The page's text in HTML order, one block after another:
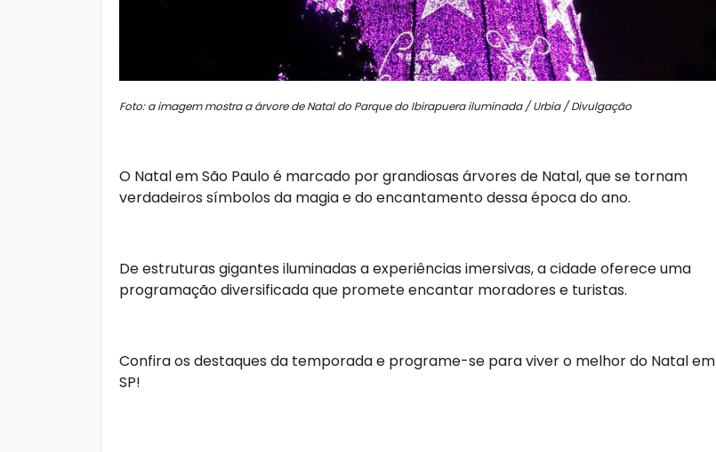
Foto: a imagem mostra a árvore de Natal do Parque do Ibirapuera iluminada / Urbia / Divulgação
O Natal em São Paulo é marcado por grandiosas árvores de Natal, que se tornam
verdadeiros símbolos da magia e do encantamento dessa época do ano.
De estruturas gigantes iluminadas a experiências imersivas, a cidade oferece uma
programação diversificada que promete encantar moradores e turistas.
Confira os destaques da temporada e programe-se para viver o melhor do Natal em
SP!